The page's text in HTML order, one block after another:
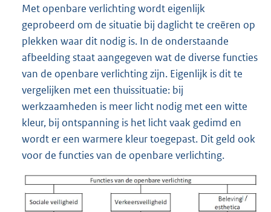
Met openbare verlichting wordt eigenlijk
geprobeerd om de situatie bij daglicht te creëren op
plekken waar dit nodig is. In de onderstaande
afbeelding staat aangegeven wat de diverse functies
van de openbare verlichting zijn. Eigenlijk is dit te
vergelijken met een thuissituatie: bij
werkzaamheden is meer licht nodig met een witte
kleur, bij ontspanning is het licht vaak gedimd en
wordt er een warmere kleur toegepast. Dit geld ook
voor de functies van de openbare verlichting.